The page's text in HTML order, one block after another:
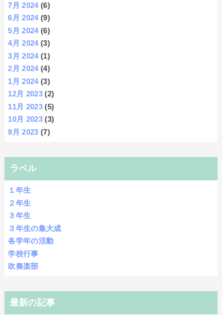
7月 2024(6)
6月 2024(9)
5月 2024(6)
4月 2024(3)
3月 2024(1)
2月 2024(4)
1月 2024(3)
12月 2023 (2)
11月 2023 (5)
10月 2023 (3)
9月 2023 (7)
ラベル
１年生
２年生
３年生
３年生の集大成
各学年の活動
学校行事
吹奏楽部
最新の記事